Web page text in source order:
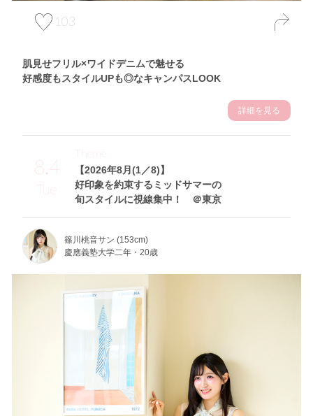
103
肌見せフリル×ワイドデニムで魅せる
好感度もスタイルUPも◎なキャンパスLOOK
詳細を見る
8.4
Tue
【2026年8月(1／8)】
好印象を約束するミッドサマーの
旬スタイルに視線集中！ ＠東京
Theme
篠川桃音サン (153cm)
慶應義塾大学二年・20歳